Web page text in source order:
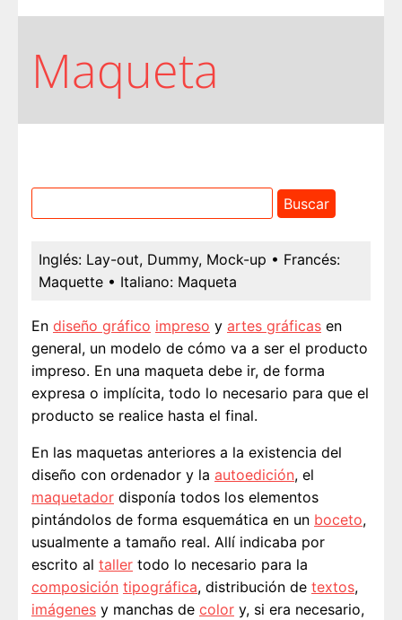
Maqueta
Inglés: Lay-out, Dummy, Mock-up • Francés:
Maquette • Italiano: Maqueta
En diseño gráfico impreso y artes gráficas en
general, un modelo de cómo va a ser el producto
impreso. En una maqueta debe ir, de forma
expresa o implícita, todo lo necesario para que el
producto se realice hasta el final.
En las maquetas anteriores a la existencia del
diseño con ordenador y la autoedición, el
maquetador disponía todos los elementos
pintándolos de forma esquemática en un boceto,
usualmente a tamaño real. Allí indicaba por
escrito al taller todo lo necesario para la
composición tipográfica, distribución de textos,
imágenes y manchas de color y, si era necesario,